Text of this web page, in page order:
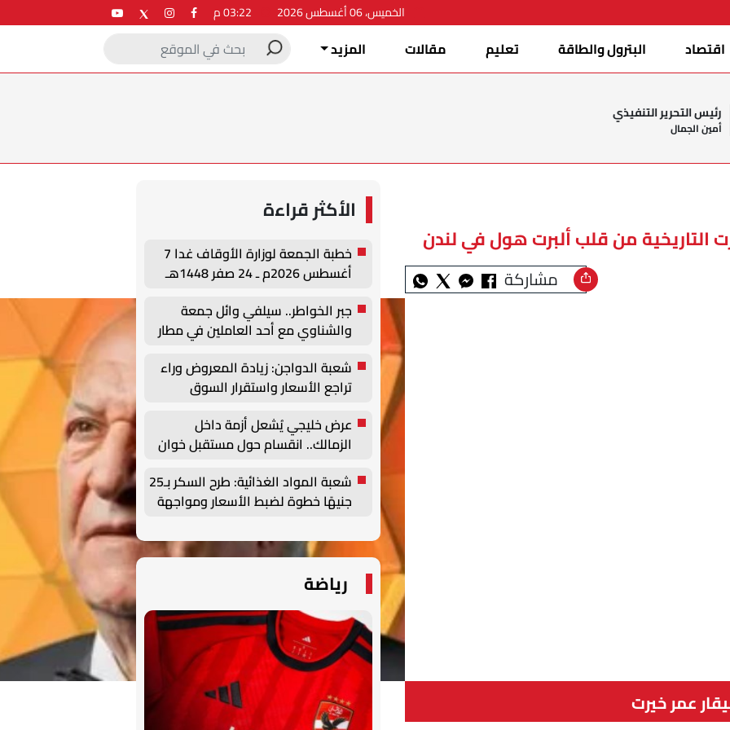
الخميس، 06 أغسطس 2026
اقتصاد البترول والطاقة تعليم مقالات المزيد
رئيس التحرير التنفيذي
أمين الجمال
التاريخية من قلب ألبرت هول في لندن
مشاركة
عمر خيرت
الأكثر قراءة
خطبة الجمعة لوزارة الأوقاف غدا 7
أغسطس 2026م ـ 24 صفر 1448هـ
جبر الخواطر.. سيلفي وائل جمعة
والشناوي مع أحد العاملين في مطار
شعبة الدواجن: زيادة المعروض وراء
تراجع الأسعار واستقرار السوق
عرض خليجي يُشعل أزمة داخل
الزمالك.. انقسام حول مستقبل خوان
شعبة المواد الغذائية: طرح السكر بـ25
جنيهًا خطوة لضبط الأسعار ومواجهة
رياضة